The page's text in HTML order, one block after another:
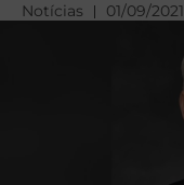
Notícias 01/09/2021